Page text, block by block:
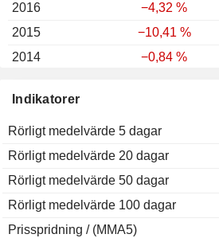
Indikatorer
Rörligt medelvärde 5 dagar
Rörligt medelvärde 20 dagar
Rörligt medelvärde 50 dagar
Rörligt medelvärde 100 dagar
Prisspridning / (MMA5)
2016
−4,32 %
2015
−10,41 %
2014
−0,84 %
2012
2011
+4,25 %
2010
−12,73 %
2009
+2,68 %
2008
−5,91 %
2007